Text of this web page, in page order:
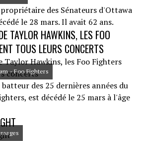
des Sénateurs d'Ottawa
le 28 mars. Il avait 62 ans.
TAYLOR HAWKINS, LES FOO
TOUS LEURS CONCERTS
- Foo Fighters
des 25 dernières années du
est décédé le 25 mars à l'âge